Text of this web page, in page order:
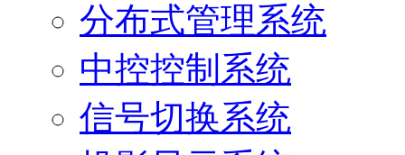
分布式管理系统
中控控制系统
信号切换系统